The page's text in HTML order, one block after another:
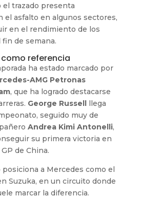
el trazado presenta
el asfalto en algunos sectores,
en el rendimiento de los
de semana.
referencia
ha estado marcado por
AMG Petronas
, que ha logrado destacarse
George Russellllega
seguido muy de
Andrea Kimi Antonelli,
su primera victoria en
de China.
a Mercedes como el
Suzuka, en un circuito donde
marcar la diferencia.